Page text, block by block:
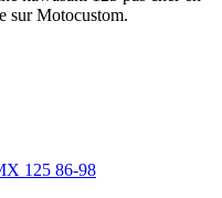
sur Motocustom.